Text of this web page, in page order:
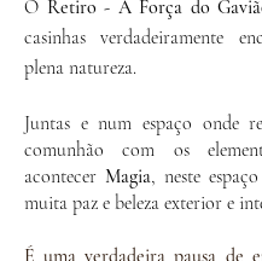
O Retiro - A Força do
casinhas verdadeiramente
plena natureza.
Juntas e num espaço onde
comunhão com os
acontecer Magia, neste
muita paz e beleza exterior e
​É uma verdadeira pausa de